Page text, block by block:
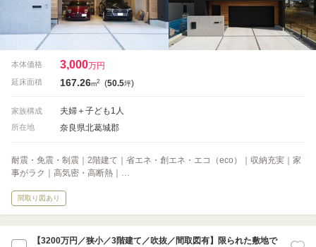
本体価格 3,000万円
延床面積 167.26m2 (50.5坪)
家族構成 夫婦＋子ども1人
所在地 奈良県北葛城郡
耐震・免震・制震｜2階建て｜省エネ・創エネ・エコ（eco）｜収納充実｜家
事がラク｜高気密・高断熱｜…
間取り図あり
【3200万円／狭小／3階建て／吹抜／間取図有】限られた敷地で